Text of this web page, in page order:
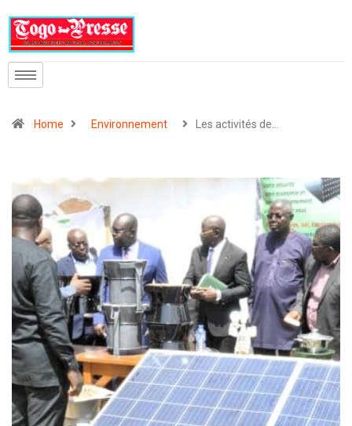
Home Environnement Les activités de…